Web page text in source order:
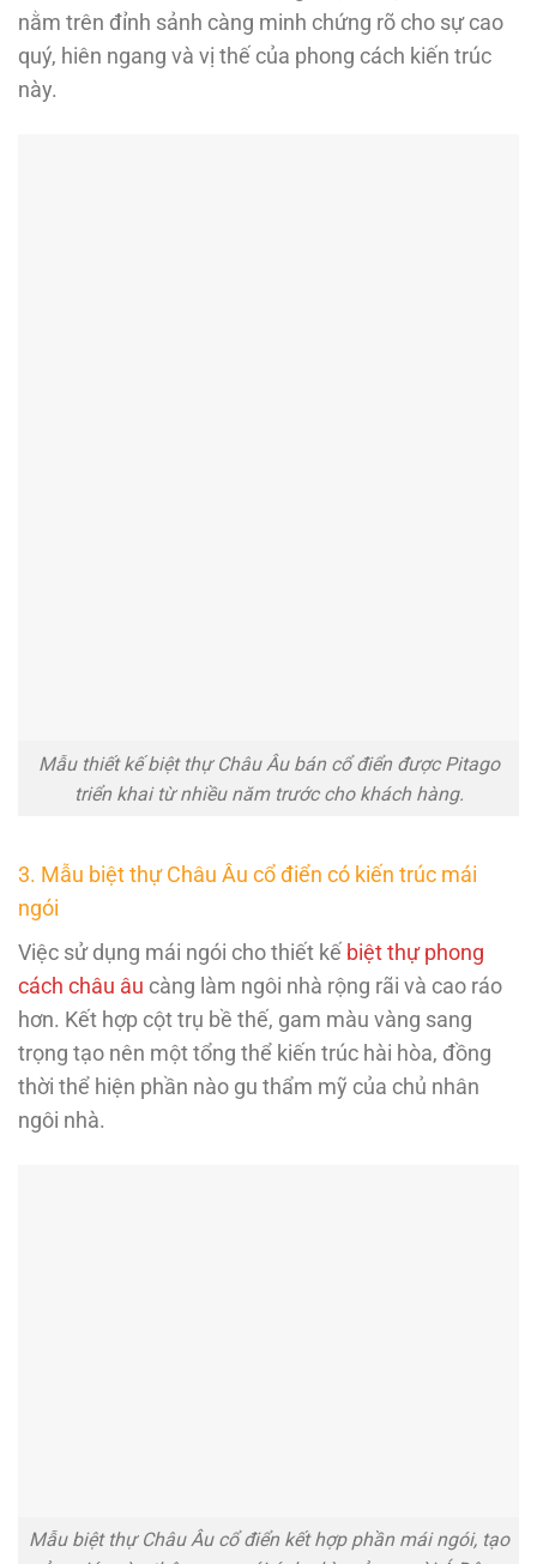
nằm trên đỉnh sảnh càng minh chứng rõ cho sự cao
quý, hiên ngang và vị thế của phong cách kiến trúc
này.
Mẫu thiết kế biệt thự Châu Âu bán cổ điển được Pitago
triển khai từ nhiều năm trước cho khách hàng.
3. Mẫu biệt thự Châu Âu cổ điển có kiến trúc mái
ngói
Việc sử dụng mái ngói cho thiết kế biệt thự phong
cách châu âu càng làm ngôi nhà rộng rãi và cao ráo
hơn. Kết hợp cột trụ bề thế, gam màu vàng sang
trọng tạo nên một tổng thể kiến trúc hài hòa, đồng
thời thể hiện phần nào gu thẩm mỹ của chủ nhân
ngôi nhà.
Mẫu biệt thự Châu Âu cổ điển kết hợp phần mái ngói, tạo